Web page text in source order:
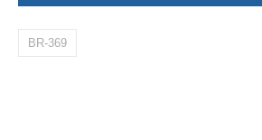
BR-369